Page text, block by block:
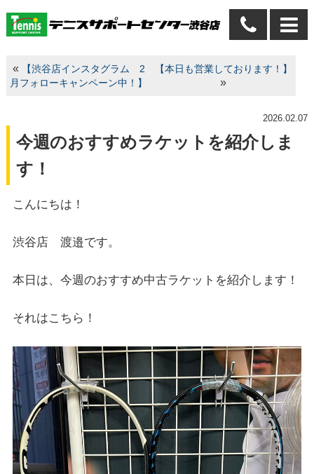
«
【渋谷店インスタグラム 2
月フォローキャンペーン中！】
【本日も営業しております！】
»
2026.02.07
今週のおすすめラケットを紹介しま
す！
こんにちは！
渋谷店 渡邉です。
本日は、今週のおすすめ中古ラケットを紹介します！
それはこちら！